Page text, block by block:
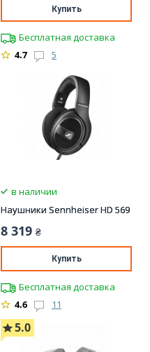
Купить
Бесплатная доставка
4.7
5
в наличии
Наушники Sennheiser HD 569
8 319 ₴
Купить
Бесплатная доставка
4.6
11
5.0